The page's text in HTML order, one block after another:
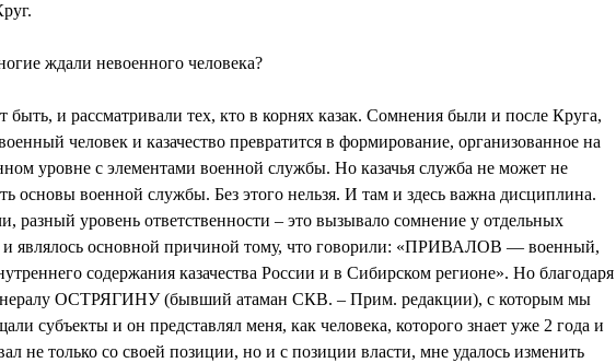
ждали невоенного человека?
и рассматривали тех, кто в корнях казак. Сомнения были и после Круга,
человек и казачество превратится в формирование, организованное на
уровне с элементами военной службы. Но казачья служба не может не
основы военной службы. Без этого нельзя. И там и здесь важна дисциплина.
разный уровень ответственности – это вызывало сомнение у отдельных
и являлось основной причиной тому, что говорили: «ПРИВАЛОВ — военный,
содержания казачества России и в Сибирском регионе». Но благодаря
ОСТРЯГИНУ (бывший атаман СКВ. – Прим. редакции), с которым мы
субъекты и он представлял меня, как человека, которого знает уже 2 года и
не только со своей позиции, но и с позиции власти, мне удалось изменить